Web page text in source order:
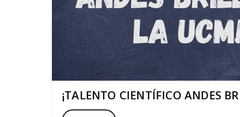
¡TALENTO CIENTÍFICO ANDES